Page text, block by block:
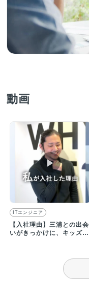
動画
▶︎
ITエンジニア
【入社理由】三浦との出会
いがきっかけに、キッズウ